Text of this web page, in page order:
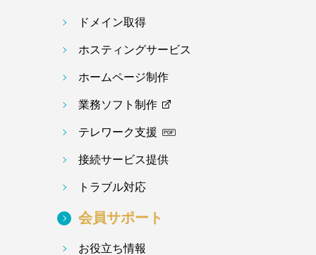
ドメイン取得
ホスティングサービス
ホームページ制作
業務ソフト制作
テレワーク支援
接続サービス提供
トラブル対応
会員サポート
お役立ち情報